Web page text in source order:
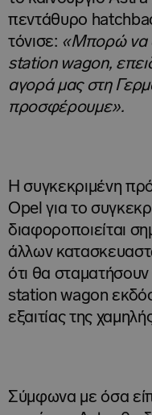
πεντάθυρο
τόνισε: «Μπορώ να
station wagon,
αγορά μας στη
προσφέρουμε».
Η συγκεκριμένη
Opel για το
διαφοροποιείται
άλλων
ότι θα
station wagon
εξαιτίας της
Σύμφωνα με όσα